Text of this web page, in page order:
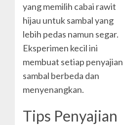
yang memilih cabai rawit
hijau untuk sambal yang
lebih pedas namun segar.
Eksperimen kecil ini
membuat setiap penyajian
sambal berbeda dan
menyenangkan.
Tips Penyajian